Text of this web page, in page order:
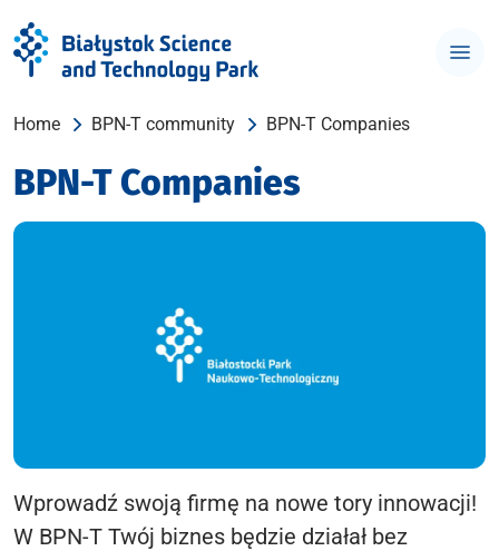
Home BPN-T community BPN-T Companies
BPN-T Companies
Wprowadź swoją firmę na nowe tory innowacji!
W BPN-T Twój biznes będzie działał bez